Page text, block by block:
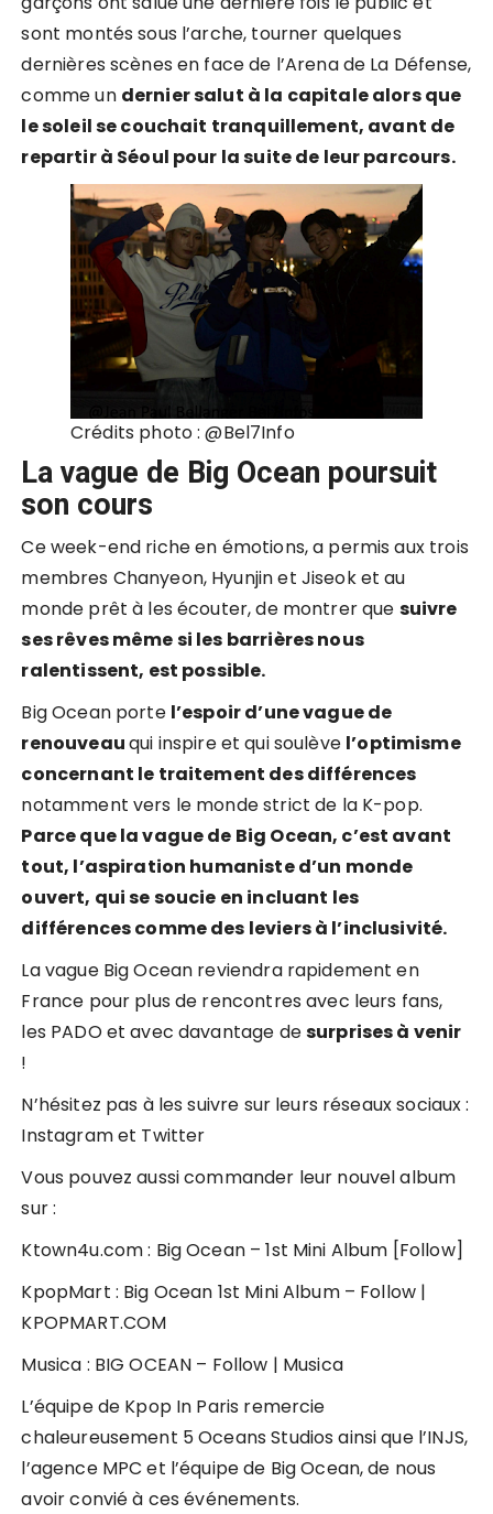
sont montés sous l’arche, tourner quelques
dernières scènes en face de l’Arena de La Défense,
comme un dernier salut à la capitale alors que
le soleil se couchait tranquillement, avant de
repartir à Séoul pour la suite de leur parcours.
Crédits photo : @Bel7Info
La vague de Big Ocean poursuit
son cours
Ce week-end riche en émotions, a permis aux trois
membres Chanyeon, Hyunjin et Jiseok et au
monde prêt à les écouter, de montrer que suivre
ses rêves même si les barrières nous
ralentissent, est possible.
Big Ocean porte l’espoir d’une vague de
renouveauqui inspire et qui soulève l’optimisme
concernant le traitement des différences
notamment vers le monde strict de la K-pop.
Parce que la vague de Big Ocean, c’est avant
tout, l’aspiration humaniste d’un monde
ouvert, qui se soucie en incluant les
différences comme des leviers à l’inclusivité.
La vague Big Ocean reviendra rapidement en
France pour plus de rencontres avec leurs fans,
les PADO et avec davantage desurprises à venir
!
N’hésitez pas à les suivre sur leurs réseaux sociaux :
Instagramet Twitter
Vous pouvez aussi commander leur nouvel album
sur :
Ktown4u.com : Big Ocean – 1st Mini Album [Follow]
KpopMart : Big Ocean 1st Mini Album – Follow |
KPOPMART.COM
Musica : BIG OCEAN – Follow | Musica
L’équipe de Kpop In Paris remercie
chaleureusement 5 Oceans Studios ainsi que l’INJS,
l’agence MPC et l’équipe de Big Ocean, de nous
avoir convié à ces événements.